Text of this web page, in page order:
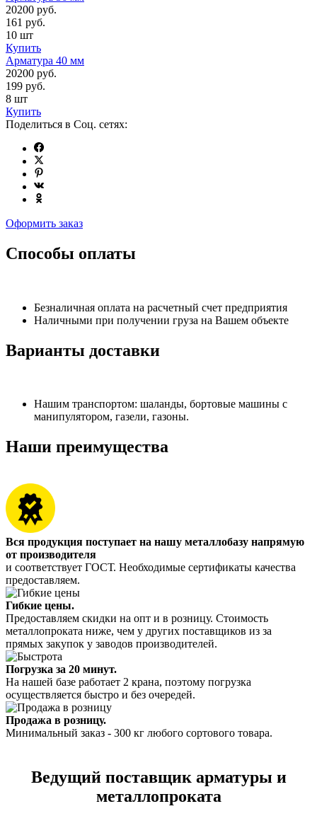
20200 руб.
161 руб.
10 шт
Купить
Арматура 40 мм
20200 руб.
199 руб.
8 шт
Купить
Поделиться в Соц. сетях:
Оформить заказ
Способы оплаты
Безналичная оплата на расчетный счет предприятия
Наличными при получении груза на Вашем объекте
Варианты доставки
Нашим транспортом: шаланды, бортовые машины с
манипулятором, газели, газоны.
Наши преимущества
Вся продукция поступает на нашу металлобазу напрямую
от производителя
и соответствует ГОСТ. Необходимые сертификаты качества
предоставляем.
Гибкие цены.
Предоставляем скидки на опт и в розницу. Стоимость
металлопроката ниже, чем у других поставщиков из за
прямых закупок у заводов производителей.
Погрузка за 20 минут.
На нашей базе работает 2 крана, поэтому погрузка
осуществляется быстро и без очередей.
Продажа в розницу.
Минимальный заказ - 300 кг любого сортового товара.
Ведущий поставщик арматуры и
металлопроката